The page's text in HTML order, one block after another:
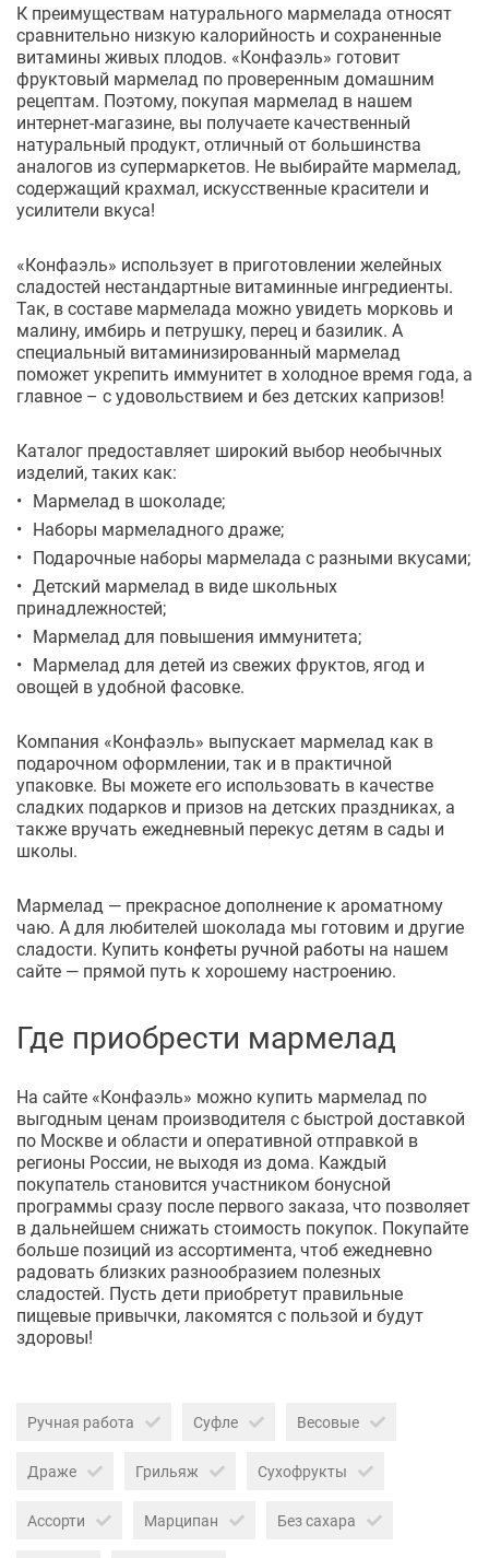
К преимуществам натурального мармелада относят
сравнительно низкую калорийность и сохраненные
витамины живых плодов. «Конфаэль» готовит
фруктовый мармелад по проверенным домашним
рецептам. Поэтому, покупая мармелад в нашем
интернет-магазине, вы получаете качественный
натуральный продукт, отличный от большинства
аналогов из супермаркетов. Не выбирайте мармелад,
содержащий крахмал, искусственные красители и
усилители вкуса!
«Конфаэль» использует в приготовлении желейных
сладостей нестандартные витаминные ингредиенты.
Так, в составе мармелада можно увидеть морковь и
малину, имбирь и петрушку, перец и базилик. А
специальный витаминизированный мармелад
поможет укрепить иммунитет в холодное время года, а
главное – с удовольствием и без детских капризов!
Каталог предоставляет широкий выбор необычных
изделий, таких как:
Мармелад в шоколаде;
Наборы мармеладного драже;
Подарочные наборы мармелада с разными вкусами;
Детский мармелад в виде школьных
принадлежностей;
Мармелад для повышения иммунитета;
Мармелад для детей из свежих фруктов, ягод и
овощей в удобной фасовке.
Компания «Конфаэль» выпускает мармелад как в
подарочном оформлении, так и в практичной
упаковке. Вы можете его использовать в качестве
сладких подарков и призов на детских праздниках, а
также вручать ежедневный перекус детям в сады и
школы.
Мармелад — прекрасное дополнение к ароматному
чаю. А для любителей шоколада мы готовим и другие
сладости. Купить конфеты ручной работы на нашем
сайте — прямой путь к хорошему настроению.
Где приобрести мармелад
На сайте «Конфаэль» можно купить мармелад по
выгодным ценам производителя с быстрой доставкой
по Москве и области и оперативной отправкой в
регионы России, не выходя из дома. Каждый
покупатель становится участником бонусной
программы сразу после первого заказа, что позволяет
в дальнейшем снижать стоимость покупок. Покупайте
больше позиций из ассортимента, чтоб ежедневно
радовать близких разнообразием полезных
сладостей. Пусть дети приобретут правильные
пищевые привычки, лакомятся с пользой и будут
здоровы!
Ручная работа Суфле Весовые
Драже Грильяж Сухофрукты
Ассорти Марципан Без сахара